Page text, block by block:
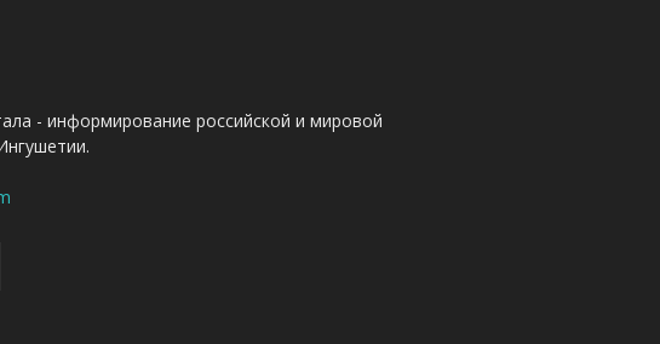
- информирование российской и мировой